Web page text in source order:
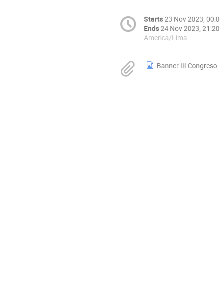
Starts23 Nov 2023,
Ends24 Nov 2023, 21:20
America/Lima
Banner III Congreso